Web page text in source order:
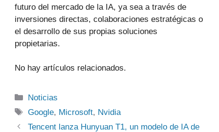
futuro del mercado de la IA, ya sea a través de
inversiones directas, colaboraciones estratégicas o
el desarrollo de sus propias soluciones
propietarias.
No hay artículos relacionados.
Categorías
Noticias
Etiquetas
Google, Microsoft, Nvidia
Tencent lanza Hunyuan T1, un modelo de IA de